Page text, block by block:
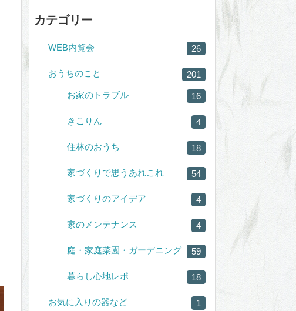
カテゴリー
WEB内覧会 26
おうちのこと 201
お家のトラブル 16
きこりん 4
住林のおうち 18
家づくりで思うあれこれ 54
家づくりのアイデア 4
家のメンテナンス 4
庭・家庭菜園・ガーデニング 59
暮らし心地レポ 18
お気に入りの器など 1